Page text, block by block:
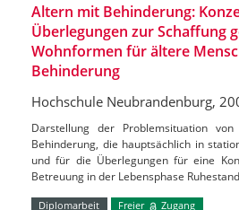
Altern mit Behinderung:
Überlegungen zur Schaffung
Wohnformen für ältere
Behinderung
Hochschule Neubrandenburg,
Darstellung der Problemsituation
Behinderung, die hauptsächlich in
und für die Überlegungen für eine
Betreuung in der Lebensphase
Diplomarbeit Freier Zugang